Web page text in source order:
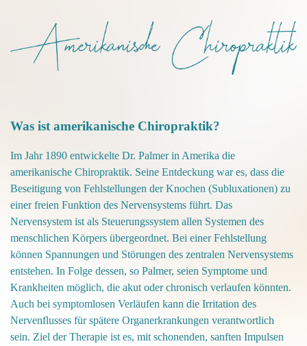
Was ist amerikanische Chiropraktik?
Im Jahr 1890 entwickelte Dr. Palmer in Amerika die
amerikanische Chiropraktik. Seine Entdeckung war es, dass die
Beseitigung von Fehlstellungen der Knochen (Subluxationen) zu
einer freien Funktion des Nervensystems führt. Das
Nervensystem ist als Steuerungssystem allen Systemen des
menschlichen Körpers übergeordnet. Bei einer Fehlstellung
können Spannungen und Störungen des zentralen Nervensystems
entstehen. In Folge dessen, so Palmer, seien Symptome und
Krankheiten möglich, die akut oder chronisch verlaufen könnten.
Auch bei symptomlosen Verläufen kann die Irritation des
Nervenflusses für spätere Organerkrankungen verantwortlich
sein. Ziel der Therapie ist es, mit schonenden, sanften Impulsen